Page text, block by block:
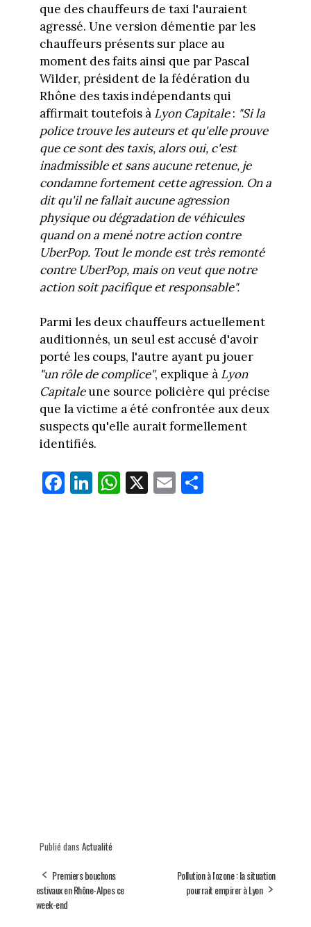
que des chauffeurs de taxi l'auraient
agressé. Une version démentie par les
chauffeurs présents sur place au
moment des faits ainsi que par Pascal
Wilder, président de la fédération du
Rhône des taxis indépendants qui
affirmait toutefois à Lyon Capitale: "Si la
police trouve les auteurs et qu'elle prouve
que ce sont des taxis, alors oui, c'est
inadmissible et sans aucune retenue, je
condamne fortement cette agression. On a
dit qu'il ne fallait aucune agression
physique ou dégradation de véhicules
quand on a mené notre action contre
UberPop. Tout le monde est très remonté
contre UberPop, mais on veut que notre
action soit pacifique et responsable".
Parmi les deux chauffeurs actuellement
auditionnés, un seul est accusé d'avoir
porté les coups, l'autre ayant pu jouer
"un rôle de complice", explique à Lyon
Capitaleune source policière qui précise
que la victime a été confrontée aux deux
suspects qu'elle aurait formellement
identifiés.
Fa
ce
Li
nk
W
ha
X E
m
Pa
rt
Publié dans Actualité
Premiers bouchons
estivaux en Rhône-Alpes ce
week-end
Pollution à l'ozone : la situation
pourrait empirer à Lyon